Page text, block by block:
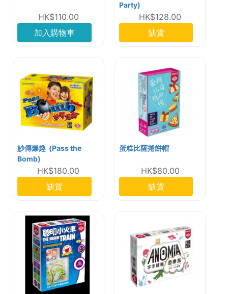
HK$110.00
加入購物車
Party)
HK$128.00
缺貨
妙傳爆趣 (Pass the
Bomb)
HK$180.00
缺貨
蛋糕比薩捲餅帽
HK$80.00
缺貨